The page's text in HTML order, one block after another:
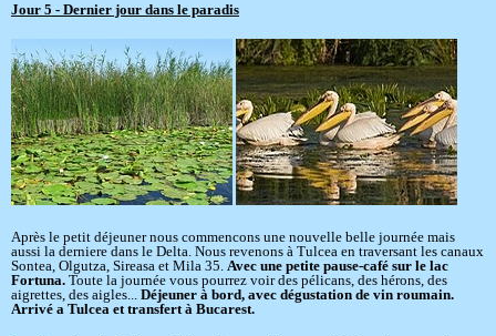
Jour 5 - Dernier jour dans le paradis
Après le petit déjeuner nous commencons une nouvelle belle journée mais
aussi la derniere dans le Delta. Nous revenons à Tulcea en traversant les canaux
Sontea, Olgutza, Sireasa et Mila 35. Avec une petite pause-café sur le lac
Fortuna. Toute la journée vous pourrez voir des pélicans, des hérons, des
aigrettes, des aigles... Déjeuner à bord, avec dégustation de vin roumain.
Arrivé a Tulcea et transfert à Bucarest.